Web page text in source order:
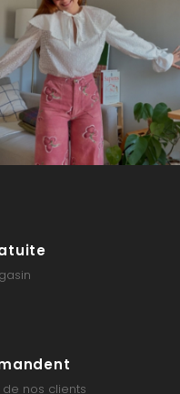
nos clients